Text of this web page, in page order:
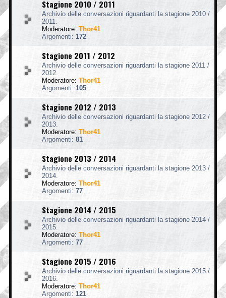
Stagione 2010 / 2011
Archivio delle conversazioni riguardanti la stagione 2010 /
2011.
Moderatore: Thor41
Argomenti: 172
Stagione 2011 / 2012
Archivio delle conversazioni riguardanti la stagione 2011 /
2012.
Moderatore: Thor41
Argomenti: 105
Stagione 2012 / 2013
Archivio delle conversazioni riguardanti la stagione 2012 /
2013.
Moderatore: Thor41
Argomenti: 81
Stagione 2013 / 2014
Archivio delle conversazioni riguardanti la stagione 2013 /
2014.
Moderatore: Thor41
Argomenti: 77
Stagione 2014 / 2015
Archivio delle conversazioni riguardanti la stagione 2014 /
2015.
Moderatore: Thor41
Argomenti: 77
Stagione 2015 / 2016
Archivio delle conversazioni riguardanti la stagione 2015 /
2016.
Moderatore: Thor41
Argomenti: 121